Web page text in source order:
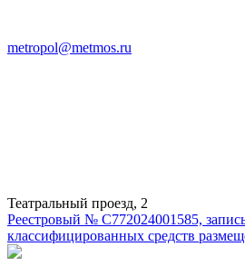
metropol@metmos.ru
Театральный проезд, 2
Реестровый № С772024001585,
классифицированных средств